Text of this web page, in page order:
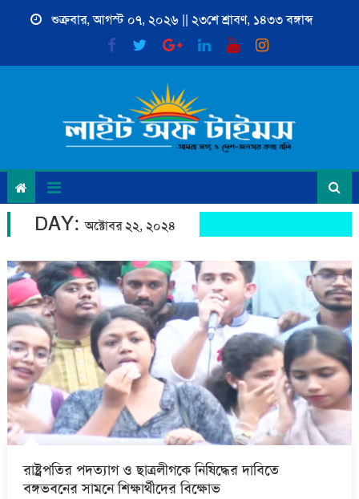
শুক্রবার, আগস্ট ০৭, ২০২৬ || ২৩শে শ্রাবণ, ১৪৩৩ বঙ্গাব্দ
DAY:অক্টোবর ২২, ২০২৪
রাষ্ট্রপতির পদত্যাগ ও ছাত্রলীগকে নিষিদ্ধের দাবিতে
বঙ্গভবনের সামনে শিক্ষার্থীদের বিক্ষোভ